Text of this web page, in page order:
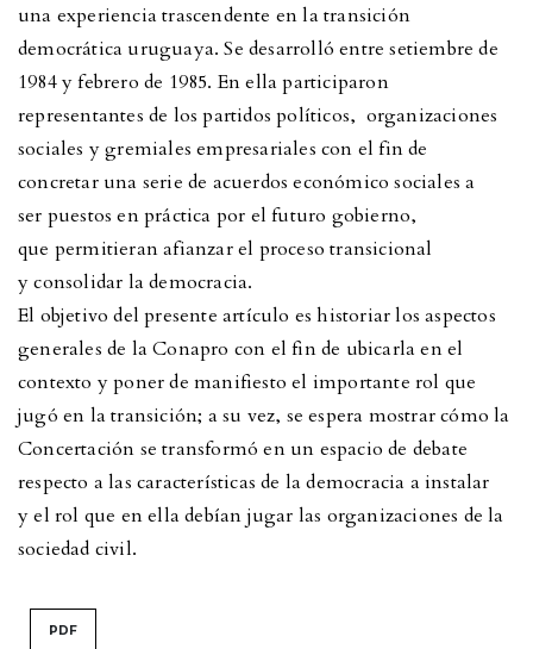
una experiencia trascendente en la transición
democrática uruguaya. Se desarrolló entre setiembre de
1984 y febrero de 1985. En ella participaron
representantes de los partidos políticos, organizaciones
sociales y gremiales empresariales con el fin de
concretar una serie de acuerdos económico sociales a
ser puestos en práctica por el futuro gobierno,
que permitieran afianzar el proceso transicional
y consolidar la democracia.
El objetivo del presente artículo es historiar los aspectos
generales de la Conapro con el fin de ubicarla en el
contexto y poner de manifiesto el importante rol que
jugó en la transición; a su vez, se espera mostrar cómo la
Concertación se transformó en un espacio de debate
respecto a las características de la democracia a instalar
y el rol que en ella debían jugar las organizaciones de la
sociedad civil.
PDF